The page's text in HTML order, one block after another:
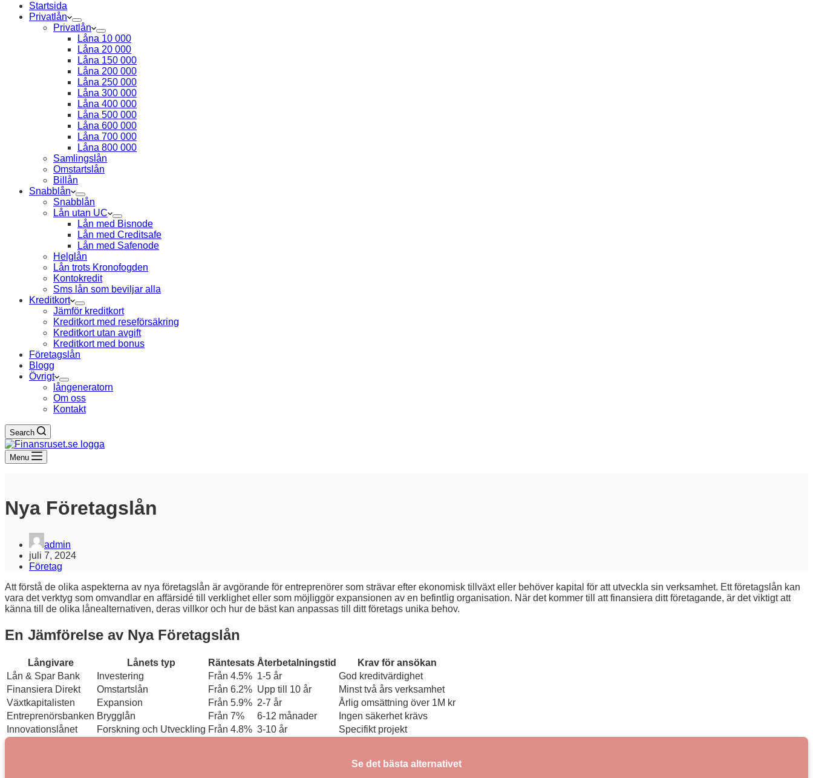
Startsida
Privatlån
Privatlån
Låna 10 000
Låna 20 000
Låna 150 000
Låna 200 000
Låna 250 000
Låna 300 000
Låna 400 000
Låna 500 000
Låna 600 000
Låna 700 000
Låna 800 000
Samlingslån
Omstartslån
Billån
Snabblån
Snabblån
Lån utan UC
Lån med Bisnode
Lån med Creditsafe
Lån med Safenode
Helglån
Lån trots Kronofogden
Kontokredit
Sms lån som beviljar alla
Kreditkort
Jämför kreditkort
Kreditkort med reseförsäkring
Kreditkort utan avgift
Kreditkort med bonus
Företagslån
Blogg
Övrigt
långeneratorn
Om oss
Kontakt
Search
Menu
Nya Företagslån
admin
juli 7, 2024
Företag
Att förstå de olika aspekterna av nya företagslån är avgörande för entreprenörer som strävar efter ekonomisk tillväxt eller behöver kapital för att utveckla sin verksamhet. Ett företagslån kan
vara det verktyg som omvandlar en affärsidé till verklighet eller som möjliggör expansionen av en befintlig organisation. När det kommer till att finansiera ditt företagande, är det viktigt att
känna till de olika lånealternativen, deras villkor och hur de bäst kan anpassas till ditt företags unika behov.
En Jämförelse av Nya Företagslån
Långivare Lånets typ Räntesats Återbetalningstid
Krav för ansökan
Lån & Spar Bank
Investering Från 4.5% 1-5 år
God kreditvärdighet
Finansiera Direkt
Omstartslån Från 6.2% Upp till 10 år
Minst två års verksamhet
Växtkapitalisten
Expansion Från 5.9% 2-7 år
Årlig omsättning över 1M kr
Entreprenörsbanken Brygglån Från 7% 6-12 månader
Ingen säkerhet krävs
Innovationslånet
Forskning och Utveckling Från 4.8% 3-10 år Specifikt projekt
Se det bästa alternativet